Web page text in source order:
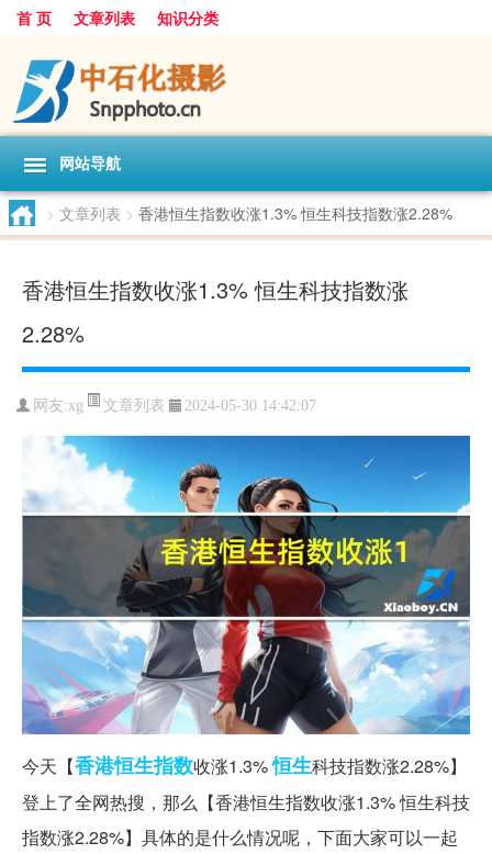
首 页 文章列表 知识分类
网站导航
> 文章列表 > 香港恒生指数收涨1.3% 恒生科技指数涨2.28%
香港恒生指数收涨1.3% 恒生科技指数涨
2.28%
网友:xg 文章列表 2024-05-30 14:42:07
今天【香港恒生指数收涨1.3%恒生科技指数涨2.28%】
登上了全网热搜，那么【香港恒生指数收涨1.3% 恒生科技
指数涨2.28%】具体的是什么情况呢，下面大家可以一起